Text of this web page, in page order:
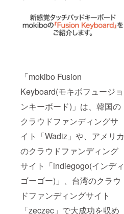
「mokibo Fusion
Keyboard(モキボフュージョ
ンキーボード)」は、韓国の
クラウドファンディングサ
イト「Wadiz」や、アメリカ
のクラウドファンディング
サイト「indiegogo(インディ
ゴーゴー)」、台湾のクラウ
ドファンディングサイト
「zeczec」で大成功を収め